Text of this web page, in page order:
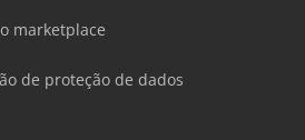
marketplace
de proteção de dados